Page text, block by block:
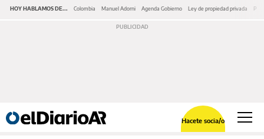
HOY HABLAMOS DE... Colombia Manuel Adorni Agenda Gobierno Ley de propiedad privada
Hacete socia/o